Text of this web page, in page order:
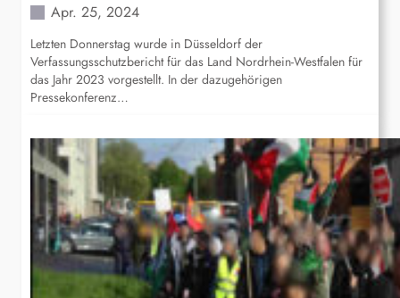
Apr. 25, 2024
Letzten Donnerstag wurde in Düsseldorf der
Verfassungsschutzbericht für das Land Nordrhein-Westfalen für
das Jahr 2023 vorgestellt. In der dazugehörigen
Pressekonferenz…